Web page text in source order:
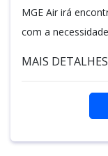
MGE Air irá
com a
MAIS